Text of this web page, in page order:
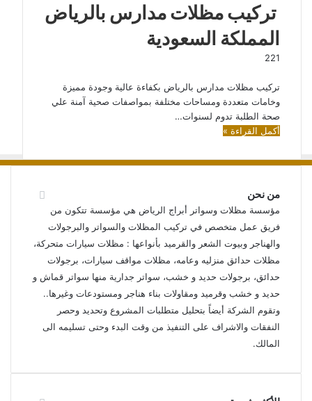
تركيب مظلات مدارس بالرياض
المملكة السعودية
221
تركيب مظلات مدارس بالرياض بكفاءة عالية وجودة مميزة
وخامات متعددة ومساحات مختلفة بمواصفات صحية آمنة علي
صحة الطلبة تدوم لسنوات…
أكمل القراءة »
من نحن
مؤسسة مظلات وسواتر أبراج الرياض هي مؤسسة تتكون من
فريق عمل متخصص في تركيب المظلات والسواتر والبرجولات
والهناجر وبيوت الشعر والقرميد بأنواعها : مظلات سيارات متحركة،
مظلات حدائق منزليه وعامه، مظلات مواقف سيارات، برجولات
حدائق، برجولات حديد و خشب، سواتر جدارية منها سواتر قماش و
حديد و خشب وقرميد ومقاولات بناء هناجر ومستودعات وغيرها..
وتقوم الشركة أيضاً بتحليل متطلبات المشروع وتحديد وحصر
النفقات والاشراف على التنفيذ من وقت البدء وحتى تسليمه الى
المالك.